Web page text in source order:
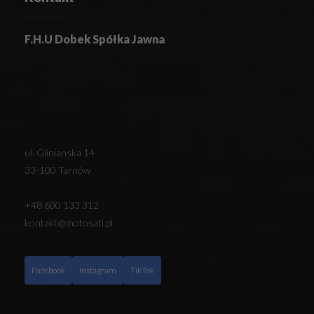
F.H.U Dobek Spółka Jawna
ul. Glinianska 14
33-100 Tarnów
+48 600 133 312
kontakt@motosati.pl
Facebook Instagram TikTok